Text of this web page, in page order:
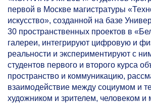
первой в Москве магистратуры
искусство», созданной на базе
30 пространственных проектов в
галереи, интегрируют цифровую и
реальности и экспериментируют с
студентов первого и второго курса
пространство и коммуникацию,
взаимодействие между социумом и
художником и зрителем, человеком